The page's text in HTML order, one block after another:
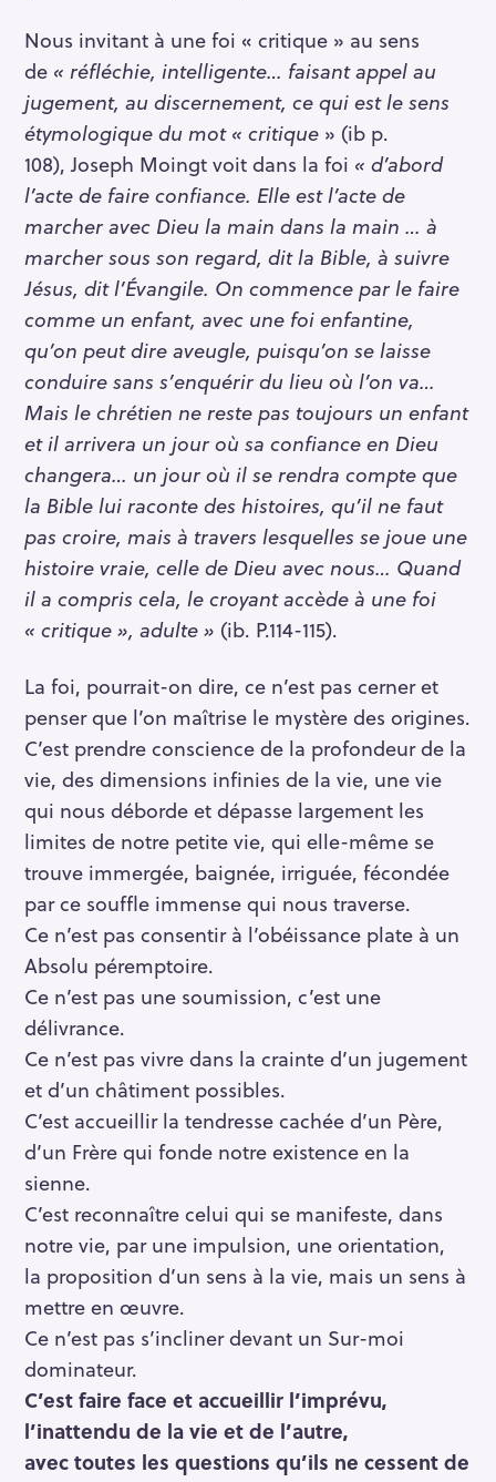
Nous invitant à une foi « critique » au sens
de « réfléchie, intelligente… faisant appel au
jugement, au discernement, ce qui est le sens
étymologique du mot « critique » (ib p.
108), Joseph Moingt voit dans la foi « d’abord
l’acte de faire confiance. Elle est l’acte de
marcher avec Dieu la main dans la main … à
marcher sous son regard, dit la Bible, à suivre
Jésus, dit l’Évangile. On commence par le faire
comme un enfant, avec une foi enfantine,
qu’on peut dire aveugle, puisqu’on se laisse
conduire sans s’enquérir du lieu où l’on va…
Mais le chrétien ne reste pas toujours un enfant
et il arrivera un jour où sa confiance en Dieu
changera… un jour où il se rendra compte que
la Bible lui raconte des histoires, qu’il ne faut
pas croire, mais à travers lesquelles se joue une
histoire vraie, celle de Dieu avec nous… Quand
il a compris cela, le croyant accède à une foi
« critique », adulte » (ib. P.114-115).
La foi, pourrait-on dire, ce n’est pas cerner et
penser que l’on maîtrise le mystère des origines.
C’est prendre conscience de la profondeur de la
vie, des dimensions infinies de la vie, une vie
qui nous déborde et dépasse largement les
limites de notre petite vie, qui elle-même se
trouve immergée, baignée, irriguée, fécondée
par ce souffle immense qui nous traverse.
Ce n’est pas consentir à l’obéissance plate à un
Absolu péremptoire.
Ce n’est pas une soumission, c’est une
délivrance.
Ce n’est pas vivre dans la crainte d’un jugement
et d’un châtiment possibles.
C’est accueillir la tendresse cachée d’un Père,
d’un Frère qui fonde notre existence en la
sienne.
C’est reconnaître celui qui se manifeste, dans
notre vie, par une impulsion, une orientation,
la proposition d’un sens à la vie, mais un sens à
mettre en œuvre.
Ce n’est pas s’incliner devant un Sur-moi
dominateur.
C’est faire face et accueillir l’imprévu,
l’inattendu de la vie et de l’autre,
avec toutes les questions qu’ils ne cessent de